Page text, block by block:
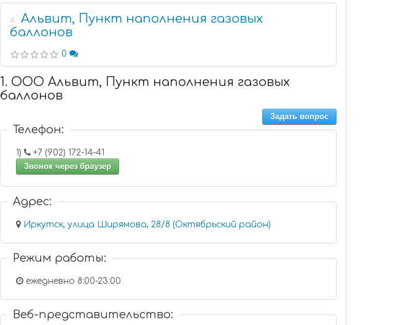
4
Альвит, Пункт наполнения газовых
баллонов
0
1. ООО Альвит, Пункт наполнения газовых
баллонов
Задать вопрос
Телефон:
1)
+7 (902) 172-14-41
Звонок через браузер
Адрес:
Иркутск, улица Ширямова, 28/8 (Октябрьский район)
Режим работы:
ежедневно 8:00-23:00
Веб-представительство: